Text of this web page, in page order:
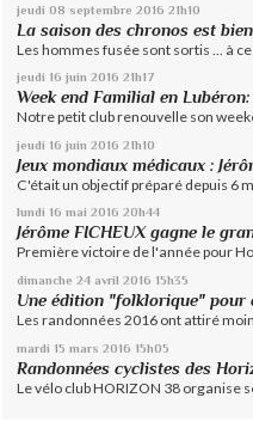
jeudi 08 septembre 2016 21h10
La saison des chronos est
Les hommes fusée sont sortis ... à ce
jeudi 16 juin 2016 21h17
Week end Familial en
Notre petit club renouvelle son
jeudi 16 juin 2016 21h10
Jeux mondiaux médicaux :
C'était un objectif préparé depuis 6
lundi 16 mai 2016 20h44
Jérôme FICHEUX gagne le
Première victoire de l'année pour
dimanche 24 avril 2016 15h35
Une édition "folklorique" pour
Les randonnées 2016 ont attiré
mardi 15 mars 2016 15h05
Randonnées cyclistes des
Le vélo club HORIZON 38 organise